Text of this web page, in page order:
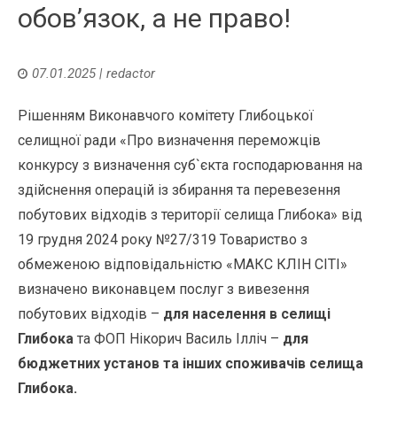
обов’язок, а не право!
07.01.2025| redactor
Рішенням Виконавчого комітету Глибоцької
селищної ради «Про визначення переможців
конкурсу з визначення суб`єкта господарювання на
здійснення операцій із збирання та перевезення
побутових відходів з території селища Глибока» від
19 грудня 2024 року №27/319 Товариство з
обмеженою відповідальністю «МАКС КЛІН СІТІ»
визначено виконавцем послуг з вивезення
побутових відходів – для населення в селищі
Глибока та ФОП Нікорич Василь Ілліч – для
бюджетних установ та інших споживачів селища
Глибока.